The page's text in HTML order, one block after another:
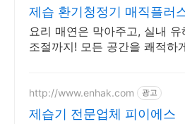
제습 환기청정기 매직플러
나비엔
요리 매연은 막아주고, 실내
조절까지! 모든 공간을 쾌적하
http://www.enhak.com 광고
제습기 전문업체 피이에스